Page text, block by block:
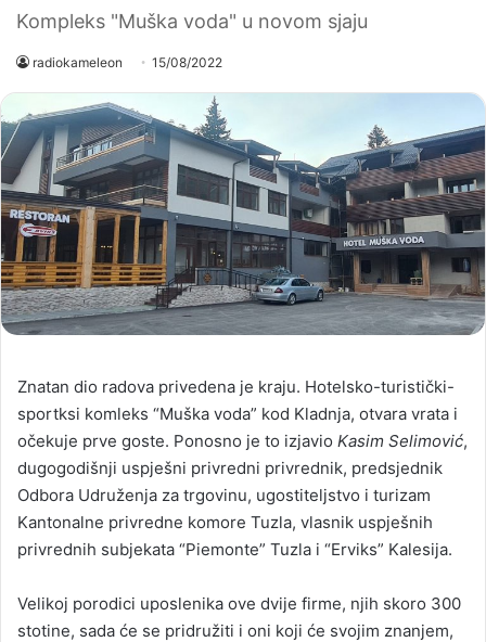
Kompleks "Muška voda" u novom sjaju
radiokameleon 15/08/2022
Znatan dio radova privedena je kraju. Hotelsko-turistički-
sportksi komleks “Muška voda” kod Kladnja, otvara vrata i
očekuje prve goste. Ponosno je to izjavio Kasim Selimović,
dugogodišnji uspješni privredni privrednik, predsjednik
Odbora Udruženja za trgovinu, ugostiteljstvo i turizam
Kantonalne privredne komore Tuzla, vlasnik uspješnih
privrednih subjekata “Piemonte” Tuzla i “Erviks” Kalesija.
Velikoj porodici uposlenika ove dvije firme, njih skoro 300
stotine, sada će se pridružiti i oni koji će svojim znanjem,